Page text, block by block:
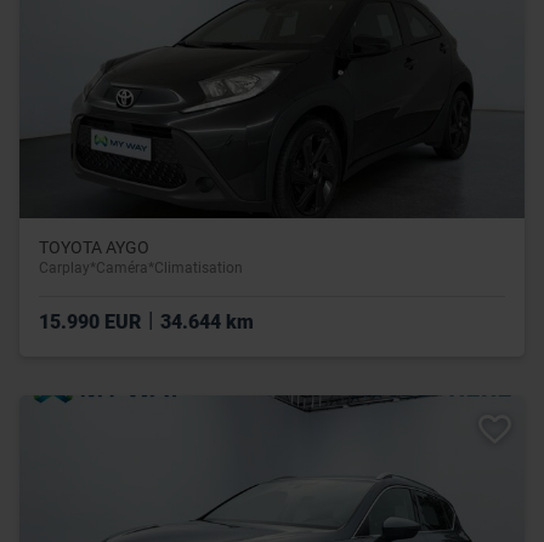
TOYOTA AYGO
Carplay*Caméra*Climatisation
15.990 EUR 34.644 km